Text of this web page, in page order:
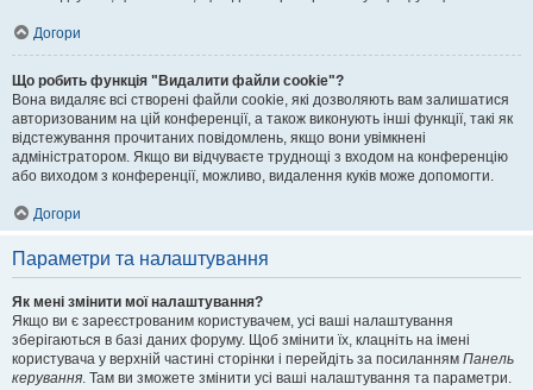
Догори
Що робить функція "Видалити файли cookie"?
Вона видаляє всі створені файли cookie, які дозволяють вам залишатися
авторизованим на цій конференції, а також виконують інші функції, такі як
відстежування прочитаних повідомлень, якщо вони увімкнені
адміністратором. Якщо ви відчуваєте труднощі з входом на конференцію
або виходом з конференції, можливо, видалення куків може допомогти.
Догори
Параметри та налаштування
Як мені змінити мої налаштування?
Якщо ви є зареєстрованим користувачем, усі ваші налаштування
зберігаються в базі даних форуму. Щоб змінити їх, клацніть на імені
користувача у верхній частині сторінки і перейдіть за посиланням Панель
керування. Там ви зможете змінити усі ваші налаштування та параметри.